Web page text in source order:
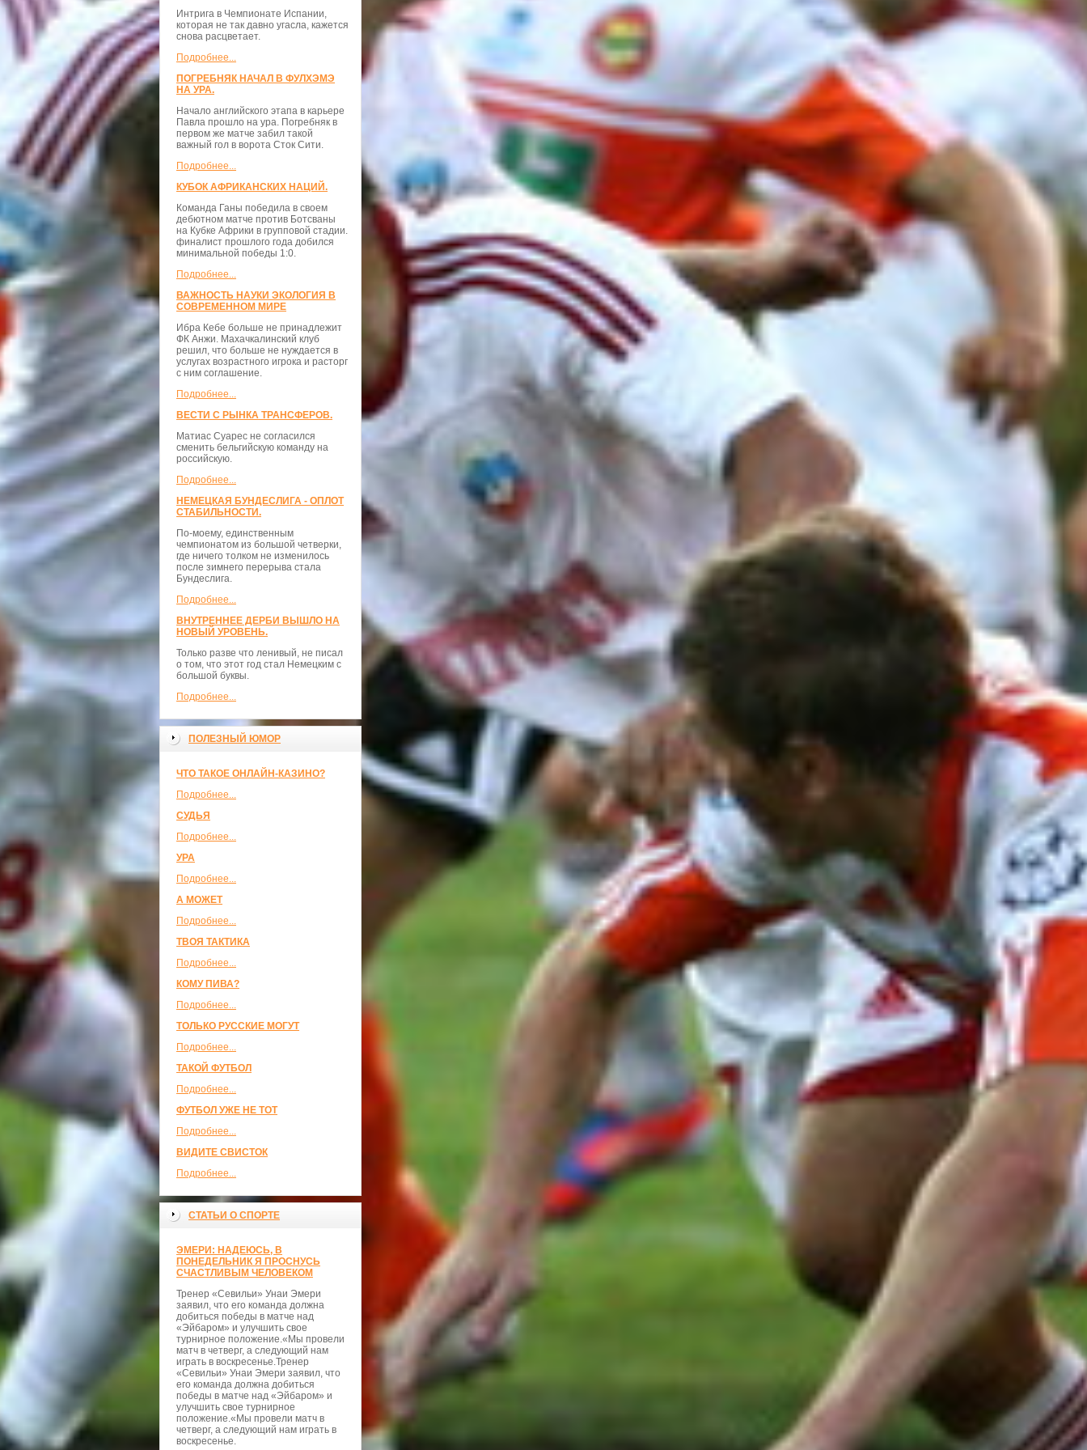
Интрига в Чемпионате Испании,
которая не так давно угасла, кажется
снова расцветает.
Подробнее...
ПОГРЕБНЯК НАЧАЛ В ФУЛХЭМЭ
НА УРА.
Начало английского этапа в карьере
Павла прошло на ура. Погребняк в
первом же матче забил такой
важный гол в ворота Сток Сити.
Подробнее...
КУБОК АФРИКАНСКИХ НАЦИЙ.
Команда Ганы победила в своем
дебютном матче против Ботсваны
на Кубке Африки в групповой стадии.
финалист прошлого года добился
минимальной победы 1:0.
Подробнее...
ВАЖНОСТЬ НАУКИ ЭКОЛОГИЯ В
СОВРЕМЕННОМ МИРЕ
Ибра Кебе больше не принадлежит
ФК Анжи. Махачкалинский клуб
решил, что больше не нуждается в
услугах возрастного игрока и расторг
с ним соглашение.
Подробнее...
ВЕСТИ С РЫНКА ТРАНСФЕРОВ.
Матиас Суарес не согласился
сменить бельгийскую команду на
российскую.
Подробнее...
НЕМЕЦКАЯ БУНДЕСЛИГА - ОПЛОТ
СТАБИЛЬНОСТИ.
По-моему, единственным
чемпионатом из большой четверки,
где ничего толком не изменилось
после зимнего перерыва стала
Бундеслига.
Подробнее...
ВНУТРЕННЕЕ ДЕРБИ ВЫШЛО НА
НОВЫЙ УРОВЕНЬ.
Только разве что ленивый, не писал
о том, что этот год стал Немецким с
большой буквы.
Подробнее...
ПОЛЕЗНЫЙ ЮМОР
ЧТО ТАКОЕ ОНЛАЙН-КАЗИНО?
Подробнее...
СУДЬЯ
Подробнее...
УРА
Подробнее...
А МОЖЕТ
Подробнее...
ТВОЯ ТАКТИКА
Подробнее...
КОМУ ПИВА?
Подробнее...
ТОЛЬКО РУССКИЕ МОГУТ
Подробнее...
ТАКОЙ ФУТБОЛ
Подробнее...
ФУТБОЛ УЖЕ НЕ ТОТ
Подробнее...
ВИДИТЕ СВИСТОК
Подробнее...
СТАТЬИ О СПОРТЕ
ЭМЕРИ: НАДЕЮСЬ, В
ПОНЕДЕЛЬНИК Я ПРОСНУСЬ
СЧАСТЛИВЫМ ЧЕЛОВЕКОМ
Тренер «Севильи» Унаи Эмери
заявил, что его команда должна
добиться победы в матче над
«Эйбаром» и улучшить свое
турнирное положение.«Мы провели
матч в четверг, а следующий нам
играть в воскресенье.Тренер
«Севильи» Унаи Эмери заявил, что
его команда должна добиться
победы в матче над «Эйбаром» и
улучшить свое турнирное
положение.«Мы провели матч в
четверг, а следующий нам играть в
воскресенье.